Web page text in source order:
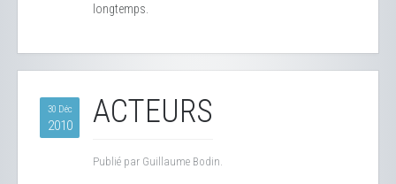
longtemps.
30 Déc
2010 ACTEURS
Publié par Guillaume Bodin.